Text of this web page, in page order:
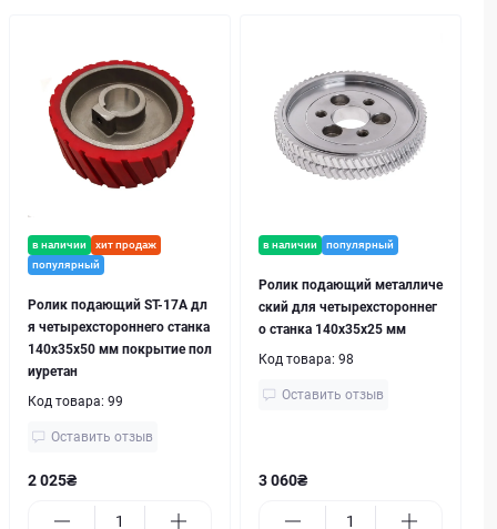
в наличии
хит продаж
популярный
Ролик подающий ST-17A дл
я четырехстороннего станка
140x35x50 мм покрытие пол
иуретан
Код товара: 99
Оставить отзыв
2 025₴
в наличии популярный
Ролик подающий металличе
ский для четырехстороннег
о станка 140x35x25 мм
Код товара: 98
Оставить отзыв
3 060₴